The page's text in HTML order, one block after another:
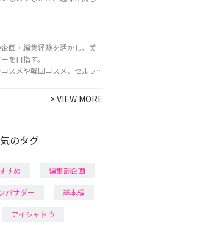
して活動中。
イプパーソナルカラー診
プ診断・骨格診断によるイ
サルティングも行っていま
画・編集経験を活かし、美
を目指す。
スメや韓国コスメ、セルフ
報をチェック。家事や育児の合
入れられる時短美容テクも実
>VIEW MORE
のタグ
すめ 編集部企画
バサダー 基本編
アイシャドウ